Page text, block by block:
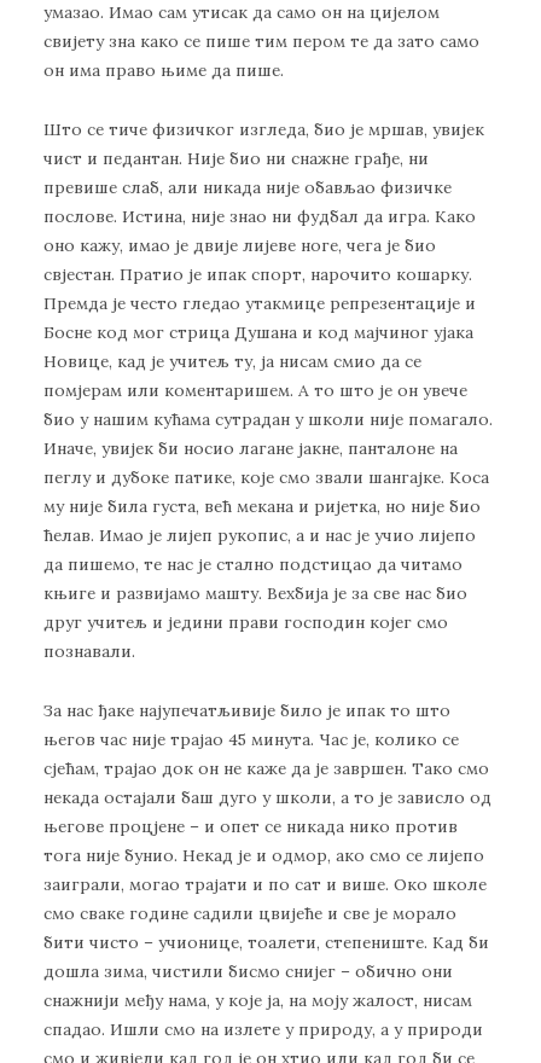
умазао. Имао сам утисак да само он на цијелом
свијету зна како се пише тим пером те да зато само
он има право њиме да пише.
Што се тиче физичког изгледа, био је мршав, увијек
чист и педантан. Није био ни снажне грађе, ни
превише слаб, али никада није обављао физичке
послове. Истина, није знао ни фудбал да игра. Како
оно кажу, имао је двије лијеве ноге, чега је био
свјестан. Пратио је ипак спорт, нарочито кошарку.
Премда је често гледао утакмице репрезентације и
Босне код мог стрица Душана и код мајчиног ујака
Новице, кад је учитељ ту, ја нисам смио да се
помјерам или коментаришем. А то што је он увече
био у нашим кућама сутрадан у школи није помагало.
Иначе, увијек би носио лагане јакне, панталоне на
пеглу и дубоке патике, које смо звали шангајке. Коса
му није била густа, већ мекана и ријетка, но није био
ћелав. Имао је лијеп рукопис, а и нас је учио лијепо
да пишемо, те нас је стално подстицао да читамо
књиге и развијамо машту. Вехбија је за све нас био
друг учитељ и једини прави господин којег смо
познавали.
За нас ђаке најупечатљивије било је ипак то што
његов час није трајао 45 минута. Час је, колико се
сјећам, трајао док он не каже да је завршен. Тако смо
некада остајали баш дуго у школи, а то је зависло од
његове процјене – и опет се никада нико против
тога није бунио. Некад је и одмор, ако смо се лијепо
заиграли, могао трајати и по сат и више. Око школе
смо сваке године садили цвијеће и све је морало
бити чисто – учионице, тоалети, степениште. Кад би
дошла зима, чистили бисмо снијег – обично они
снажнији међу нама, у које ја, на моју жалост, нисам
спадао. Ишли смо на излете у природу, а у природи
смо и живјели кад год је он хтио или кад год би се